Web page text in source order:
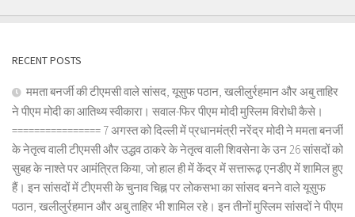
RECENT POSTS
ममता बनर्जी की टीएमसी वाले सांसद, यूसुफ पठान, खलीलुर्रहमान और अबु ताहिर
ने पीएम मोदी का आतिथ्य स्वीकारा। सवाल-फिर पीएम मोदी मुस्लिम विरोधी कैसे।
================ 7 अगस्त को दिल्ली में प्रधानमंत्री नरेंद्र मोदी ने ममता बनर्जी
के नेतृत्व वाली टीएमसी और उद्धव ठाकरे के नेतृत्व वाली शिवसेना के उन 26 सांसदों को
सुबह के नाश्ते पर आमंत्रित किया, जो हाल ही में केंद्र में सत्तारूढ़ एनडीए में शामिल हुए
हैं। इन सांसदों में टीएमसी के चुनाव चिह्न पर लोकसभा का सांसद बनने वाले यूसुफ
पठान, खलीलुर्रहमान और अबु ताहिर भी शामिल रहे। इन तीनों मुस्लिम सांसदों ने पीएम